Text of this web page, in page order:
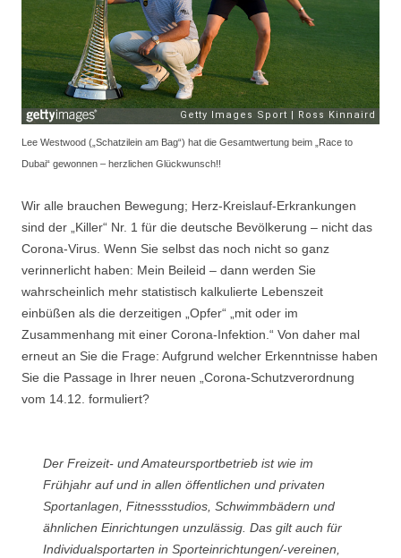
Lee Westwood („Schatzilein am Bag“) hat die Gesamtwertung beim „Race to
Dubai“ gewonnen – herzlichen Glückwunsch!!
Wir alle brauchen Bewegung; Herz-Kreislauf-Erkrankungen
sind der „Killer“ Nr. 1 für die deutsche Bevölkerung – nicht das
Corona-Virus. Wenn Sie selbst das noch nicht so ganz
verinnerlicht haben: Mein Beileid – dann werden Sie
wahrscheinlich mehr statistisch kalkulierte Lebenszeit
einbüßen als die derzeitigen „Opfer“ „mit oder im
Zusammenhang mit einer Corona-Infektion.“ Von daher mal
erneut an Sie die Frage: Aufgrund welcher Erkenntnisse haben
Sie die Passage in Ihrer neuen „Corona-Schutzverordnung
vom 14.12. formuliert?
Der Freizeit- und Amateursportbetrieb ist wie im
Frühjahr auf und in allen öffentlichen und privaten
Sportanlagen, Fitnessstudios, Schwimmbädern und
ähnlichen Einrichtungen unzulässig. Das gilt auch für
Individualsportarten in Sporteinrichtungen/-vereinen,